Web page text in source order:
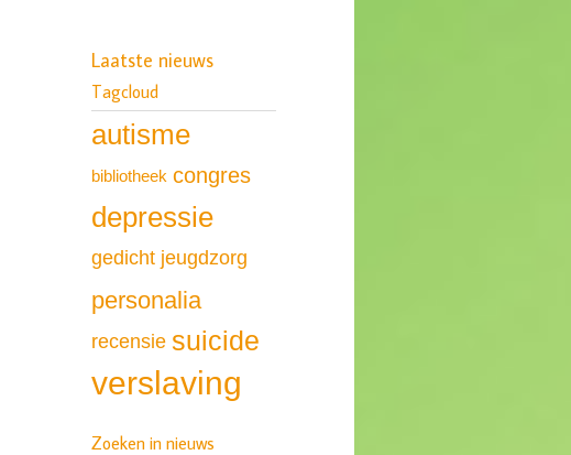
Laatste nieuws
Tagcloud
autisme
bibliotheek congres
depressie
gedicht jeugdzorg
personalia
recensie suicide
verslaving
Zoeken in nieuws